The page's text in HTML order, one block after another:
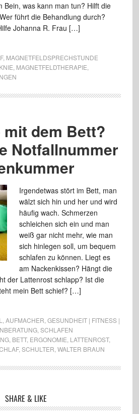
Bein, was kann man tun? Hilft die
führt die Behandlung durch?
Johanna R. Frau […]
, MAGNETFELDSPRECHSTUNDE
KNIE MAGNETFELDTHERAPIE
mit dem Bett?
Notfallnummer
Irgendetwas stört im Bett, man
wälzt sich hin und her und wird
häufig wach. Schmerzen
schleichen sich ein und man
weiß gar nicht mehr, wie man
sich hinlegen soll, um bequem
schlafen zu können. Liegt es
am Nackenkissen? Hängt die
der Lattenrost schlapp? Ist die
mein Bett schief? […]
AUFMACHER GESUNDHEIT | FITNESS |
, SCHLAFEN
, BETT, ERGONOMIE LATTENROST,
, SCHULTER WALTER BRAUN
SHARE & LIKE